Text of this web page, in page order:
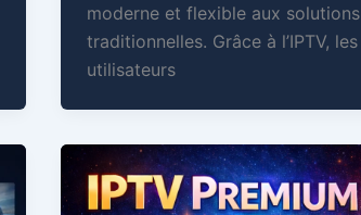
moderne et flexible aux solutions
traditionnelles. Grâce à l’IPTV, les
utilisateurs